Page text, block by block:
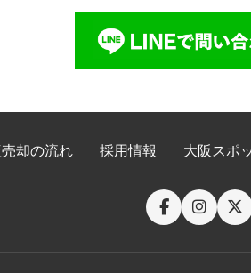
却の流れ 採用情報 大阪スポ